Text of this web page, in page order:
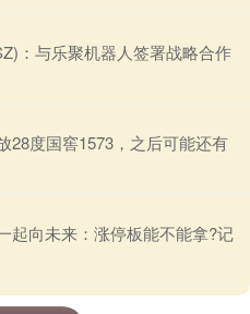
：与乐聚机器人签署战略合作
28度国窖1573，之后可能还有
起向未来：涨停板能不能拿?记